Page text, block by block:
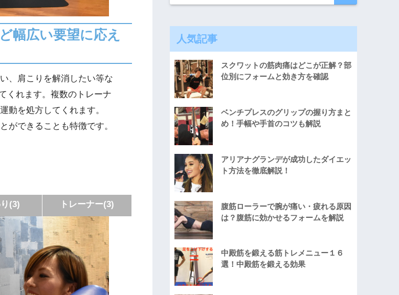
幅広い要望に応え
、肩こりを解消したい等な
くれます。複数のトレーナ
動を処方してくれます。
ができることも特徴です。
(3) トレーナー(3)
人気記事
スクワットの筋肉痛はどこが正解？部
位別にフォームと効き方を確認
ベンチプレスのグリップの握り方まと
め！手幅や手首のコツも解説
アリアナグランデが成功したダイエッ
ト方法を徹底解説！
腹筋ローラーで腕が痛い・疲れる原因
は？腹筋に効かせるフォームを解説
中殿筋を鍛える筋トレメニュー１６
選！中殿筋を鍛える効果